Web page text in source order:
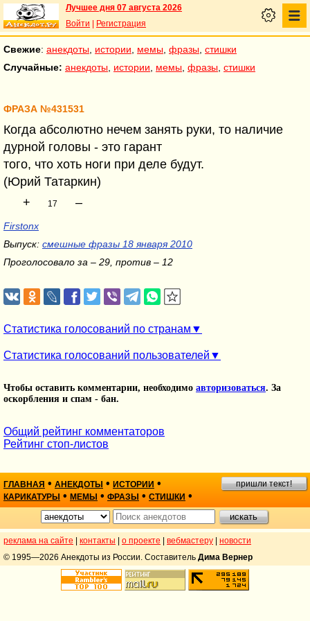
Лучшее дня 07 августа 2026
Войти
Регистрация
Свежие: анекдоты истории мемы фразы стишки
Случайные: анекдоты истории мемы фразы стишки
ФРАЗА №431531
Когда абсолютно нечем занять руки, то наличие
дурной головы - это гарант
того, что хоть ноги при деле будут.
(Юрий Татаркин)
+
17 –
Firstonx
Выпуск: смешные фразы 18 января 2010
Проголосовало за – 29, против – 12
Статистика голосований по странам
Статистика голосований пользователей
Чтобы оставить комментарии, необходимо авторизоваться. За
оскорбления и спам - бан.
Общий рейтинг комментаторов
Рейтинг стоп-листов
ГЛАВНАЯ • АНЕКДОТЫ • ИСТОРИИ •
КАРИКАТУРЫ • МЕМЫ • ФРАЗЫ • СТИШКИ •
пришли текст!
реклама на сайте контакты о проекте вебмастеру
новости
© 1995—2026 Анекдоты из России. Составитель Дима Вернер